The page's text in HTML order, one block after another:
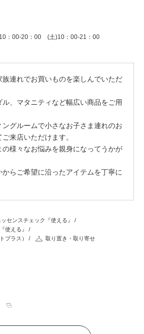
：00-20：00 (土)10：00-21：00
族連れでお買いものを楽しんでいただ
、マタニティなど幅広い商品をご用
ングルームで小さなお子さま連れのお
来店いただけます。
の様々なお悩みを親身になってうかが
らご希望に沿ったアイテムを丁寧に
ッセンスチェック『使える』
使える』
プラス）
取り置き・取り寄せ